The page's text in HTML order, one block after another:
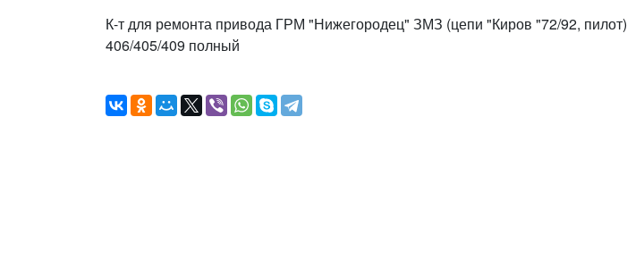
К-т для ремонта привода ГРМ "Нижегородец" ЗМЗ (цепи "Киров "72/92, пилот)
406/405/409 полный